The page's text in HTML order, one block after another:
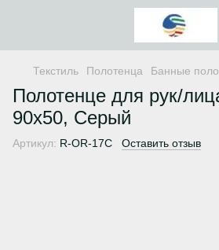
Текстиль Полотенца Банные
Полотенце для рук/
90х50, Серый
Артикул: R-OR-17С Оставить отзыв